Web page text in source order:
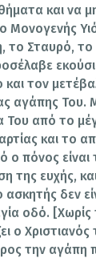
και να
Μονογενής
το Σταυρό, το
τον
αγάπης Του.
Του από το
και το
ο πόνος
της ευχής,
ασκητής δεν
οδό. [Χωρίς
ο
την αγάπη